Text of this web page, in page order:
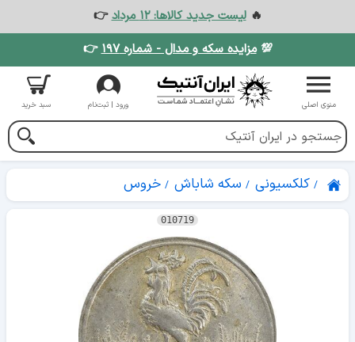
🔥لیست جدید کالاها: ۱۲ مرداد
👉
💯مزایده سکه و مدال - شماره ۱۹۷ 👉
منوی اصلی ورود | ثبت‌نام سبد خرید
کلکسیونی سکه شاباش خروس
010719